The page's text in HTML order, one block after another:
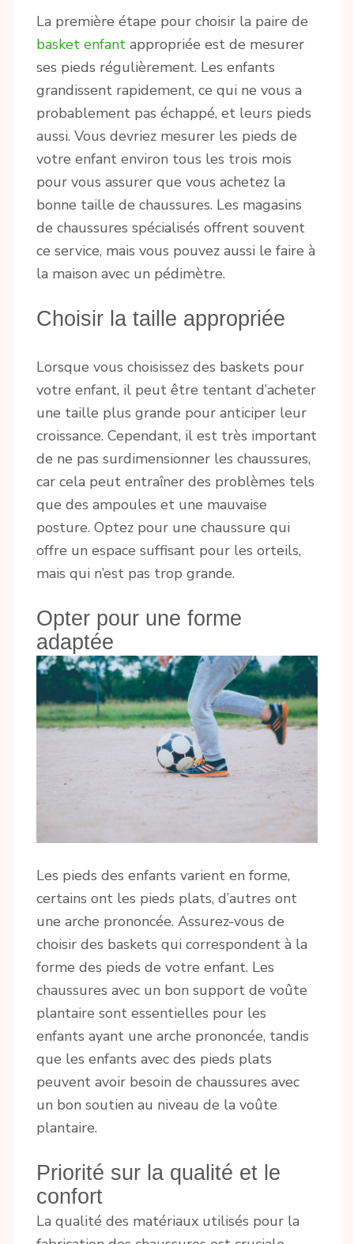
La première étape pour choisir la paire de
basket enfant appropriée est de mesurer
ses pieds régulièrement. Les enfants
grandissent rapidement, ce qui ne vous a
probablement pas échappé, et leurs pieds
aussi. Vous devriez mesurer les pieds de
votre enfant environ tous les trois mois
pour vous assurer que vous achetez la
bonne taille de chaussures. Les magasins
de chaussures spécialisés offrent souvent
ce service, mais vous pouvez aussi le faire à
la maison avec un pédimètre.
Choisir la taille appropriée
Lorsque vous choisissez des baskets pour
votre enfant, il peut être tentant d’acheter
une taille plus grande pour anticiper leur
croissance. Cependant, il est très important
de ne pas surdimensionner les chaussures,
car cela peut entraîner des problèmes tels
que des ampoules et une mauvaise
posture. Optez pour une chaussure qui
offre un espace suffisant pour les orteils,
mais qui n’est pas trop grande.
Opter pour une forme
adaptée
Les pieds des enfants varient en forme,
certains ont les pieds plats, d’autres ont
une arche prononcée. Assurez-vous de
choisir des baskets qui correspondent à la
forme des pieds de votre enfant. Les
chaussures avec un bon support de voûte
plantaire sont essentielles pour les
enfants ayant une arche prononcée, tandis
que les enfants avec des pieds plats
peuvent avoir besoin de chaussures avec
un bon soutien au niveau de la voûte
plantaire.
Priorité sur la qualité et le
confort
La qualité des matériaux utilisés pour la